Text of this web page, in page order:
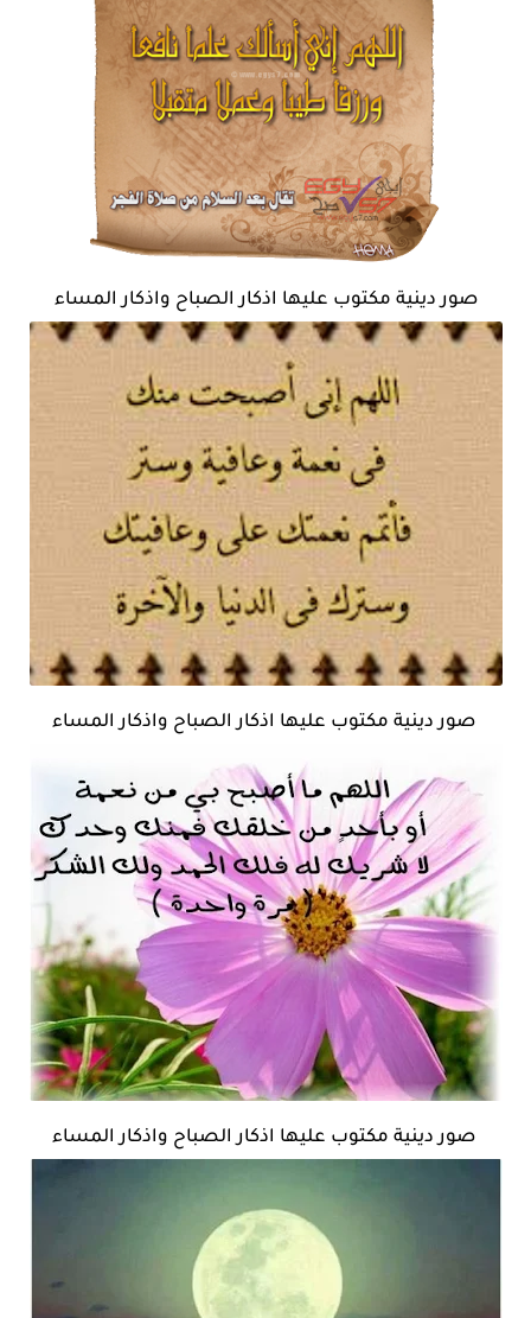
صور دينية مكتوب عليها اذكار الصباح واذكار المساء
صور دينية مكتوب عليها اذكار الصباح واذكار المساء
صور دينية مكتوب عليها اذكار الصباح واذكار المساء